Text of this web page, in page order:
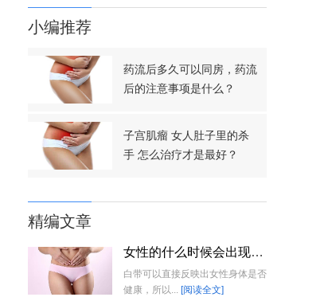
小编推荐
药流后多久可以同房，药流
后的注意事项是什么？
子宫肌瘤 女人肚子里的杀
手 怎么治疗才是最好？
精编文章
女性的什么时候会出现白带？怎样预防白带异常？
白带可以直接反映出女性身体是否
健康，所以... [阅读全文]